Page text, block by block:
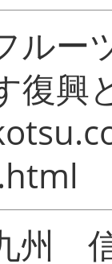
ー
復興
信